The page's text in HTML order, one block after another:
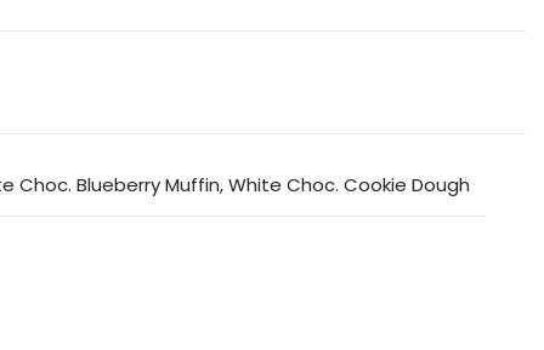
Choc. Blueberry Muffin,White Choc. Cookie Dough